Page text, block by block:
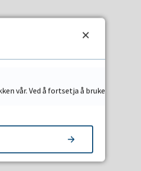
vår. Ved å fortsetja å bruke